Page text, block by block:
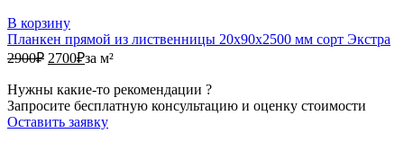
В корзину
Планкен прямой из лиственницы 20х90х2500 мм сорт Экстра
2900₽ 2900₽.
2700₽2700₽.
за м²
Нужны какие-то рекомендации ?
Запросите бесплатную консультацию и оценку стоимости
Оставить заявку